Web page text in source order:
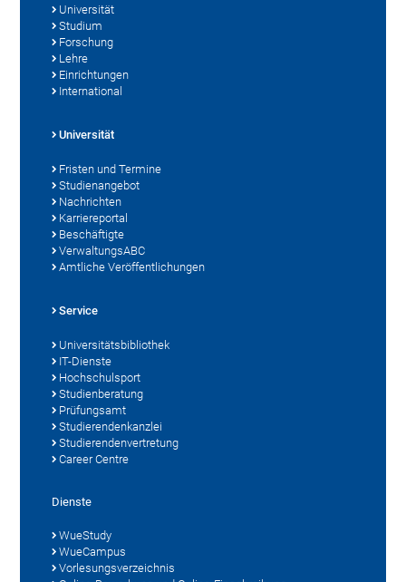
Universität
Studium
Forschung
Lehre
Einrichtungen
International
Universität
Fristen und Termine
Studienangebot
Nachrichten
Karriereportal
Beschäftigte
VerwaltungsABC
Amtliche Veröffentlichungen
Service
Universitätsbibliothek
IT-Dienste
Hochschulsport
Studienberatung
Prüfungsamt
Studierendenkanzlei
Studierendenvertretung
Career Centre
Dienste
WueStudy
WueCampus
Vorlesungsverzeichnis